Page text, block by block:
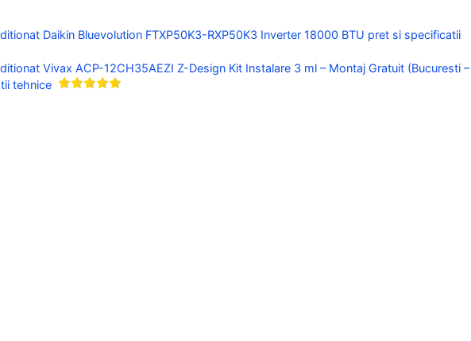
Daikin Bluevolution FTXP50K3-RXP50K3 Inverter 18000 BTU pret si specificatii
Vivax ACP-12CH35AEZI Z-Design Kit Instalare 3 ml – Montaj Gratuit (Bucuresti –
tehnice